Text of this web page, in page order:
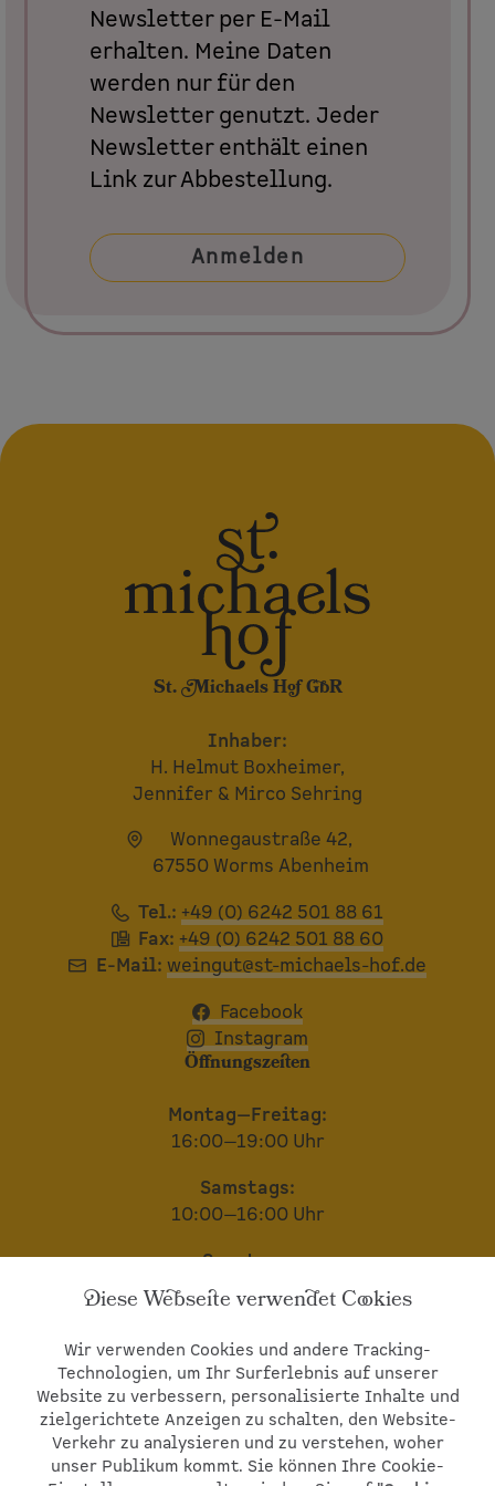
St. Michaels Hof GbR
Inhaber:
H. Helmut Boxheimer,
Jennifer & Mirco Sehring
Wonnegaustraße 42,
67550 Worms Abenheim
Tel.: +49 (0) 6242 501 88 61
Fax: +49 (0) 6242 501 88 60
E-Mail: weingut@st-michaels-hof.de
Facebook
Instagram
Öffnungszeiten
Montag—Freitag:
16:00—19:00 Uhr
Samstags:
10:00—16:00 Uhr
Sonntags:
geschlossen
© 2026St. Michaels Hof GbR.Alle Rechte
vorbehalten.Impressum•Datenschutzerklärung
•Datenschutz Social Media• Cookie-
Einstellungen
Diese Webseite verwendet Cookies
Wir verwenden Cookies und andere Tracking-
Technologien, um Ihr Surferlebnis auf unserer
Website zu verbessern, personalisierte Inhalte und
zielgerichtete Anzeigen zu schalten, den Website-
Verkehr zu analysieren und zu verstehen, woher
unser Publikum kommt. Sie können Ihre Cookie-